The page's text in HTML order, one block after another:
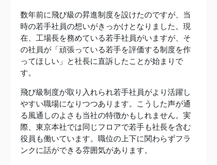
数年前に飛び級の昇進制度を設けたのですが、当
時の若手社員の想いがきっかけとなりました。現
在、工場長を務めている若手社員がいますが、そ
の社員が「頑張っている若手を評価する制度を作
ってほしい」と社長に直訴したことが始まりで
す。
飛び級制度が取り入れられ若手社員がより活躍し
やすい職場になりつつあります。こうした声が通
る風通しのよさも当社の特徴かもしれません。実
際、東京本社では同じフロアで若手も社長を含む
役員も働いています。職位の上下に関わらずフラ
ンクに話ができる雰囲気があります。